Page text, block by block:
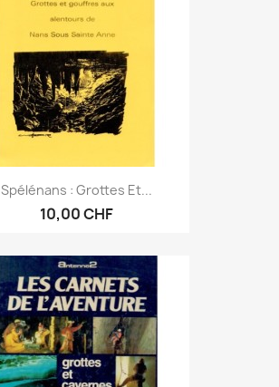
Spélénans : Grottes Et...
10,00 CHF